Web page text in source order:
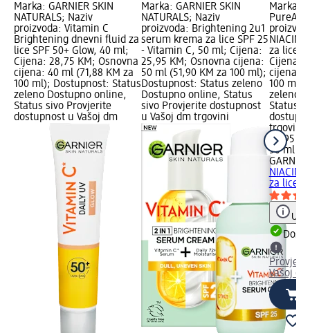
Marka: GARNIER SKIN
NATURALS; Naziv
proizvoda: Vitamin C
Brightening dnevni fluid za
lice SPF 50+ Glow, 40 ml;
Cijena: 28,75 KM; Osnovna
cijena: 40 ml (71,88 KM za
100 ml); Dostupnost: Status
zeleno Dostupno online,
Status sivo Provjerite
dostupnost u Vašoj dm
Marka: GARNIER SKIN
NATURALS; Naziv
proizvoda: Brightening 2u1
serum krema za lice SPF 25
- Vitamin C, 50 ml; Cijena:
25,95 KM; Osnovna cijena:
50 ml (51,90 KM za 100 ml);
Dostupnost: Status zeleno
Dostupno online, Status
sivo Provjerite dostupnost
u Vašoj dm trgovini
Marka:
za lice
Cijena:
cijena:
100 ml);
zeleno
Status
trgovini
28,95
50 ml
za lice
Vašoj